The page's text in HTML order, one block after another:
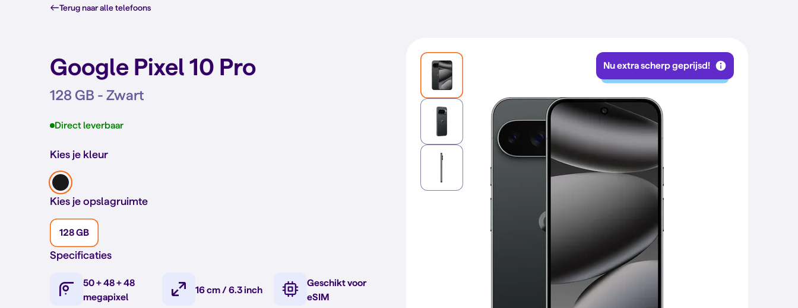
Terug naar alle telefoons
Google Pixel 10 Pro
128 GB - Zwart
Direct leverbaar
Nu extra scherp geprijsd!
Kies je kleur
Kies je opslagruimte
128 GB
Specificaties
50 + 48 + 48
megapixel
16 cm / 6.3 inch
Geschikt voor
eSIM